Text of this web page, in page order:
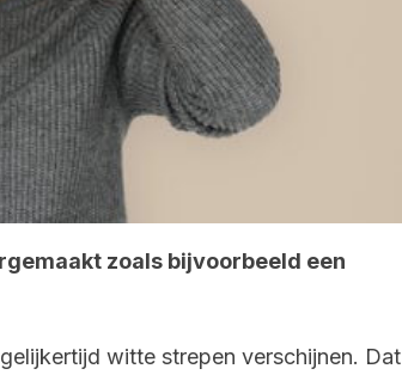
zoals bijvoorbeeld een
witte strepen verschijnen. Dat